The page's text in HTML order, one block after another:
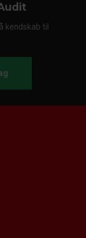
kendskab til